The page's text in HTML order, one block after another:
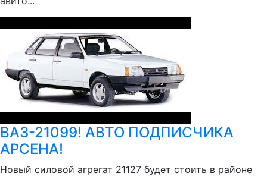
ВАЗ-21099! АВТО ПОДПИСЧИКА
АРСЕНА!
Новый силовой агрегат 21127 будет стоить в районе